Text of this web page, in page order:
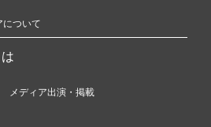
について
メディア出演・掲載